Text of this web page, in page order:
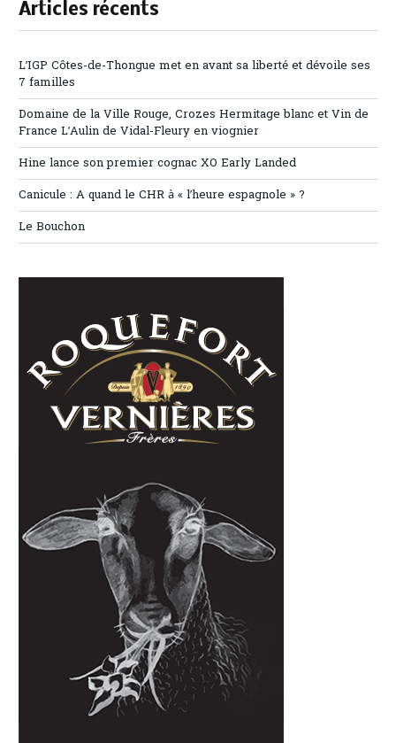
Articles récents
L’IGP Côtes-de-Thongue met en avant sa liberté et dévoile ses
7 familles
Domaine de la Ville Rouge, Crozes Hermitage blanc et Vin de
France L’Aulin de Vidal-Fleury en viognier
Hine lance son premier cognac XO Early Landed
Canicule : A quand le CHR à « l’heure espagnole » ?
Le Bouchon